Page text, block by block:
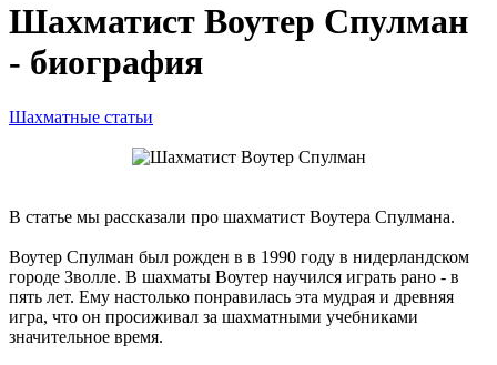
Шахматист Воутер Спулман
- биография
Шахматные статьи
В статье мы рассказали про шахматист Воутера Спулмана.
Воутер Спулман был рожден в в 1990 году в нидерландском
городе Зволле. В шахматы Воутер научился играть рано - в
пять лет. Ему настолько понравилась эта мудрая и древняя
игра, что он просиживал за шахматными учебниками
значительное время.